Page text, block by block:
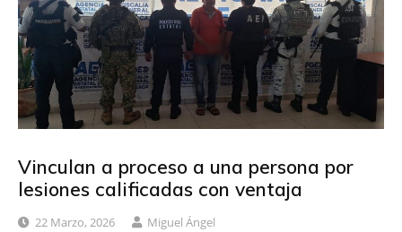
Vinculan a proceso a una persona por
lesiones calificadas con ventaja
22 Marzo, 2026 Miguel Ángel